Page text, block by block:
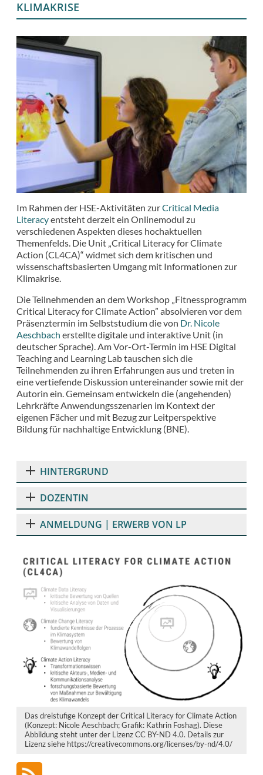
KLIMAKRISE
Im Rahmen der HSE-Aktivitäten zurCritical Media
Literacyentsteht derzeit ein Onlinemodul zu
verschiedenen Aspekten dieses hochaktuellen
Themenfelds. Die Unit „Critical Literacy for Climate
Action (CL4CA)“ widmet sich dem kritischen und
wissenschaftsbasierten Umgang mit Informationen zur
Klimakrise.
Die Teilnehmenden an dem Workshop „Fitnessprogramm
Critical Literacy for Climate Action” absolvieren vor dem
Präsenztermin im Selbststudium die von Dr. Nicole
Aeschbach erstellte digitale und interaktive Unit (in
deutscher Sprache). Am Vor-Ort-Termin im HSE Digital
Teaching and Learning Lab tauschen sich die
Teilnehmenden zu ihren Erfahrungen aus und treten in
eine vertiefende Diskussion untereinander sowie mit der
Autorin ein. Gemeinsam entwickeln die (angehenden)
Lehrkräfte Anwendungsszenarien im Kontext der
eigenen Fächer und mit Bezug zur Leitperspektive
Bildung für nachhaltige Entwicklung (BNE).
HINTERGRUND
DOZENTIN
ANMELDUNG | ERWERB VON LP
Das dreistufige Konzept der Critical Literacy for Climate Action
(Konzept: Nicole Aeschbach; Grafik: Kathrin Foshag). Diese
Abbildung steht unter der Lizenz CC BY-ND 4.0. Details zur
Lizenz siehe https://creativecommons.org/licenses/by-nd/4.0/